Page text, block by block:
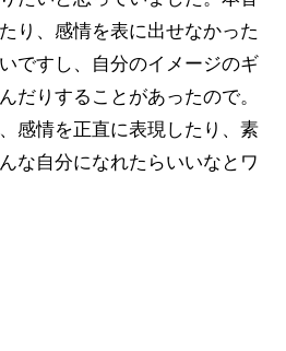
り、感情を表に出せなかった
ですし、自分のイメージのギ
だりすることがあったので。
感情を正直に表現したり、素
な自分になれたらいいなとワ